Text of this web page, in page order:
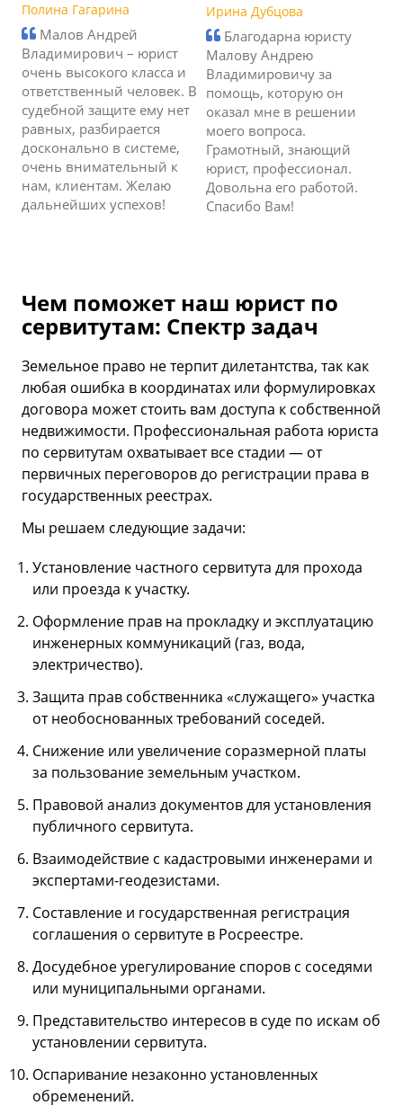
Полина Гагарина
Малов Андрей
Владимирович – юрист
очень высокого класса и
ответственный человек. В
судебной защите ему нет
равных, разбирается
досконально в системе,
очень внимательный к
нам, клиентам. Желаю
дальнейших успехов!
Ирина Дубцова
Благодарна юристу
Малову Андрею
Владимировичу за
помощь, которую он
оказал мне в решении
моего вопроса.
Грамотный, знающий
юрист, профессионал.
Довольна его работой.
Спасибо Вам!
Чем поможет наш юрист по
сервитутам: Спектр задач
Земельное право не терпит дилетантства, так как
любая ошибка в координатах или формулировках
договора может стоить вам доступа к собственной
недвижимости. Профессиональная работа юриста
по сервитутам охватывает все стадии — от
первичных переговоров до регистрации права в
государственных реестрах.
Мы решаем следующие задачи:
Установление частного сервитута для прохода
или проезда к участку.
Оформление прав на прокладку и эксплуатацию
инженерных коммуникаций (газ, вода,
электричество).
Защита прав собственника «служащего» участка
от необоснованных требований соседей.
Снижение или увеличение соразмерной платы
за пользование земельным участком.
Правовой анализ документов для установления
публичного сервитута.
Взаимодействие с кадастровыми инженерами и
экспертами-геодезистами.
Составление и государственная регистрация
соглашения о сервитуте в Росреестре.
Досудебное урегулирование споров с соседями
или муниципальными органами.
Представительство интересов в суде по искам об
установлении сервитута.
Оспаривание незаконно установленных
обременений.